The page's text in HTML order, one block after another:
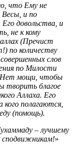
что Ему не
Весы, и по
довольства, и
не к кому
(Пречист
по количеству
слов
по Милости
Нет мощи, чтобы
творить благое
Аллаха. Его
полагаются,
(помощь).
– лучшему
сподвижникам!»